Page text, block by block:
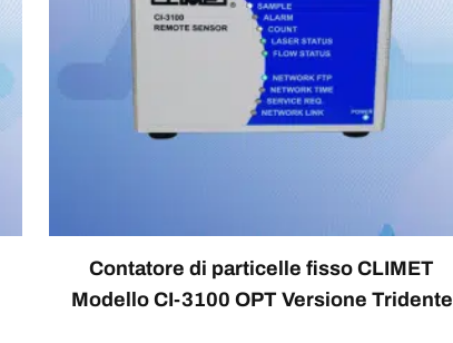
Contatore di particelle fisso CLIMET
Modello CI-3100 OPT Versione Tridente